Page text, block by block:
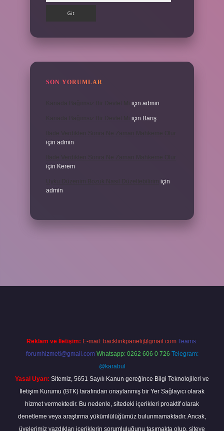
SON YORUMLAR
için admin
için Barış
için admin
için Kerem
için
admin
Reklam ve İletişim: E-mail: backlinkpaneli@gmail.com Teams:
forumhizmeti@gmail.com Whatsapp: 0262 606 0 726 Telegram:
@karabul
Yasal Uyarı: Sitemiz, 5651 Sayılı Kanun gereğince Bilgi Teknolojileri ve
İletişim Kurumu (BTK) tarafından onaylanmış bir Yer Sağlayıcı olarak
hizmet vermektedir. Bu nedenle, sitedeki içerikleri proaktif olarak
denetleme veya araştırma yükümlülüğümüz bulunmamaktadır. Ancak,
üyelerimiz yazdıkları içeriklerin sorumluluğunu taşımakta olup, siteye